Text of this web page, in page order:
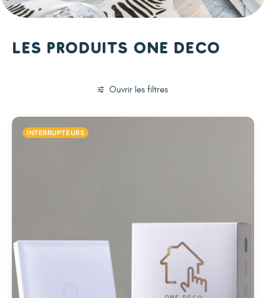
Les produits One Deco
Ouvrir les filtres
INTERRUPTEURS